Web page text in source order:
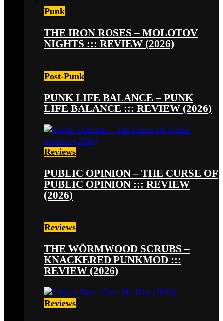
Punk
THE IRON ROSES – MOLOTOV
NIGHTS ::: REVIEW (2026)
Post-Punk
PUNK LIFE BALANCE – PUNK
LIFE BALANCE ::: REVIEW (2026)
Reviews
PUBLIC OPINION – THE CURSE OF
PUBLIC OPINION ::: REVIEW
(2026)
Reviews
THE WÖRMWOOD SCRUBS –
KNACKERED PUNKMOD :::
REVIEW (2026)
Reviews